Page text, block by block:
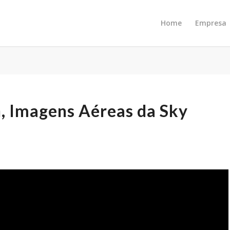
Home Empresa
Imagens Aéreas da Sky